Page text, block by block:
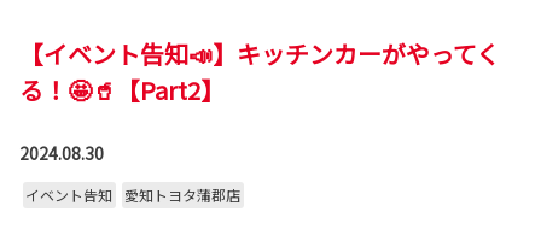
【イベント告知📣】キッチンカーがやってく
る！🤩🥤【Part2】
2024.08.30
イベント告知 愛知トヨタ蒲郡店